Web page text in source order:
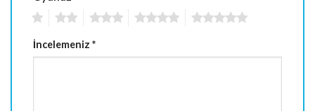
İncelemeniz *